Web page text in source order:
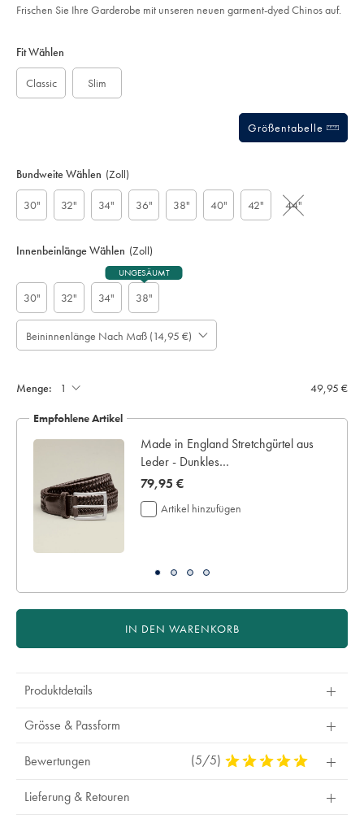
Frischen Sie Ihre Garderobe mit unseren neuen garment-dyed Chinos auf.
Actions
cart
Fit Wählen
Classic Slim
Größentabelle
Bundweite Wählen (Zoll)
30" 32" 34" 36" 38" 40" 42" 44"
Innenbeinlänge Wählen (Zoll)
30" 32" 34" 38"
UNGESÄUMT
Beininnenlänge Nach Maß (14,95 €)
Bitte
beachtenBitte
mit
zusätzlichen
Werktagen
Lieferung
Ein
personalisiertes
nicht
zum
zur
Menge: 49,95 €
Empfohlene Artikel
Made in England Stretchgürtel aus
Leder - Dunkles
Schokoladenbraun
now
79,95
€
79,95 €
Artikel hinzufügen
IN DEN WARENKORB
Produktdetails
Grösse & Passform
Bewertungen (5/5) 5
Lieferung & Retouren